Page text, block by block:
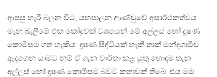
ආපසු හැරී බලන විට, යහපාලන ආණ්ඩුවේ අසාර්ථකත්වය
මැන බැලීමේ එක කෝදුවක් වශයෙන් මේ අල්ලස් හෝ දූෂණ
කොමිසම ගත හැකිය. දූෂණ සිද්ධියක් හැකි තාක් මන්දගාමීව
ඇදගෙන යාමට නම් ඒ ගැන වාර්තා කළ යුතු හොඳම තැන
අල්ලස් හෝ දූෂණ කොමිසම බවට කතාවක් තිබේ. එය මම